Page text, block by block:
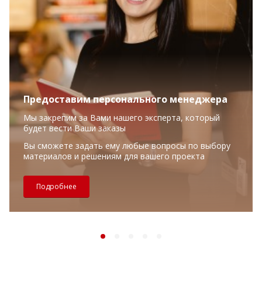
Предоставим персонального менеджера
Мы закрепим за Вами нашего эксперта, который
будет вести Ваши заказы
Вы сможете задать ему любые вопросы по выбору
материалов и решениям для вашего проекта
Подробнее